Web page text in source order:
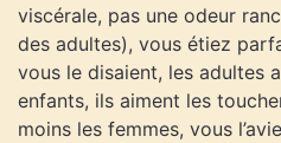
viscérale, pas une odeur
des adultes), vous étiez
vous le disaient, les adultes
enfants, ils aiment les
moins les femmes, vous